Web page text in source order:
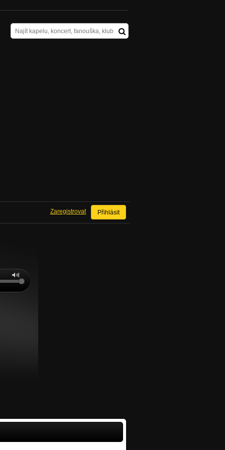
Přihlásit
Zaregistrovat